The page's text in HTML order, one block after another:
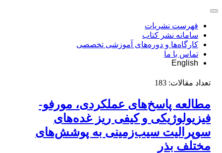
فهرست نشریات
سامانه نشر کتاب
کارگاه‌ها و دوره‌های آموزشی تخصصی
تماس با ما
English
تعداد مقالات: 183
مطالعه پاسخ‌های عملکردی، مورفو-
فیزیولوژیکی و کیفی ریز غده‌های
سوپرالیت سیب‌زمینی به پوشش‌های
مختلف بذر